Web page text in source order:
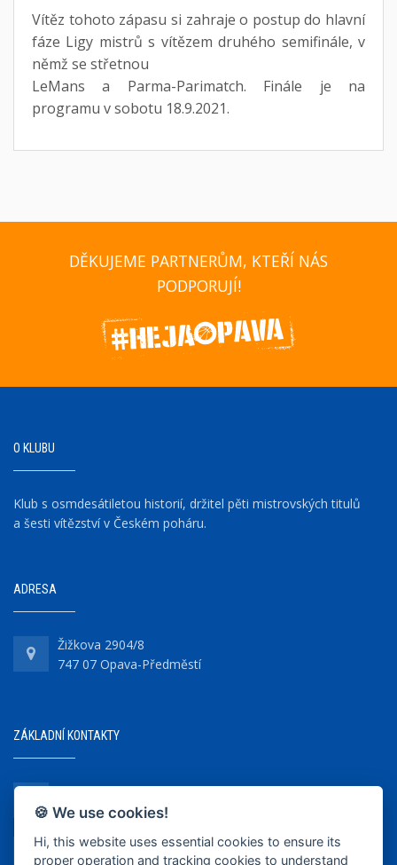
Vítěz tohoto zápasu si zahraje o postup do hlavní
fáze Ligy mistrů s vítězem druhého semifinále, v
němž se střetnou
LeMans a Parma-Parimatch. Finále je na
programu v sobotu 18.9.2021.
DĚKUJEME PARTNERŮM, KTEŘÍ NÁS
PODPORUJÍ!
O KLUBU
Klub s osmdesátiletou historií, držitel pěti mistrovských titulů
a šesti vítězství v Českém poháru.
ADRESA
Žižkova 2904/8
747 07 Opava-Předměstí
ZÁKLADNÍ KONTAKTY
+420 737 218 679
info@bkopava.cz
🍪 We use cookies!
Hi, this website uses essential cookies to ensure its
proper operation and tracking cookies to understand